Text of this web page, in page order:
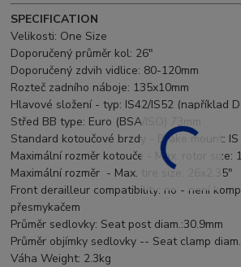
SPECIFICATION
Velikosti: One Size
Doporučený průměr kol: 26"
Doporučený zdvih vidlice: 80-120mm
Rozteč zadního náboje: 135x10mm
Hlavové složení - typ: IS42/IS52 (například
Střed BB type: Euro (BSA/ISO) 73mm
Standard kotoučové brzdy - Brake mount: IS
Maximální rozměr kotouče - Max. rotor size:
Maximální rozměr - Max. tire size: 26x2.35"
Front derailleur compatibility: no - není
přesmykačem
Průměr sedlovky: Seat post diam.:30.9mm
Průměr objímky sedlovky -- Seat clamp
Váha Weight: 2.3kg